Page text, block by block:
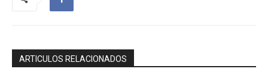
ARTICULOS RELACIONADOS